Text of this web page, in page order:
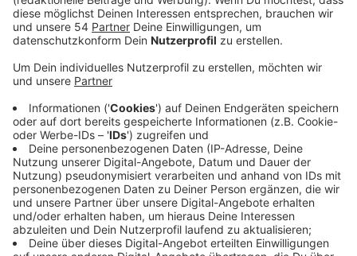
werden.
Mehr als 33 Millionen Euro sind seit 2010 in über 50
Projekte im Rahmen der 'sozialen Stadt Rheydt'
geflossen. Der Rheydter Theaterpark, das Pahlkebad
oder die Harmoniestraße - sie alle wurden durch das
Programm 'soziale Stadt Rheydt' umgestaltet. Gut
fünf Millionen Euro hat die Stadt dafür aus eigenen